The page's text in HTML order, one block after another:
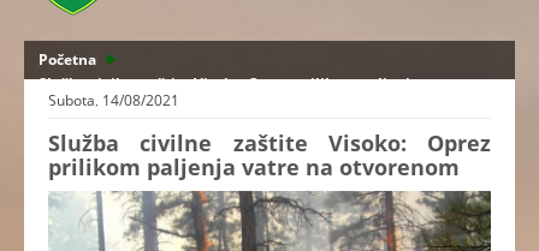
Početna
Služba civilne zaštite Visoko: Oprez prilikom paljenja vatre na
otvorenom
Subota, 14/08/2021
Služba civilne zaštite Visoko: Oprez
prilikom paljenja vatre na otvorenom